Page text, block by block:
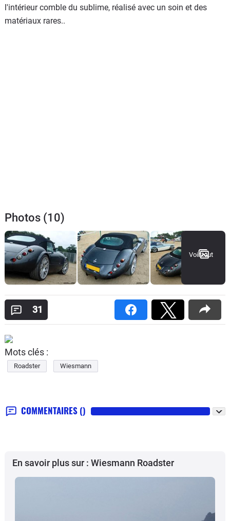
l'intérieur comble du sublime, réalisé avec un soin et des
matériaux rares..
Photos (10)
Voir tout
31
Mots clés :
Roadster Wiesmann
COMMENTAIRES ()
En savoir plus sur : Wiesmann Roadster